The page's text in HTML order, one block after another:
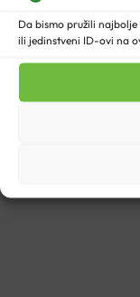
Da bismo pružili
ili jedinstveni ID-ovi na